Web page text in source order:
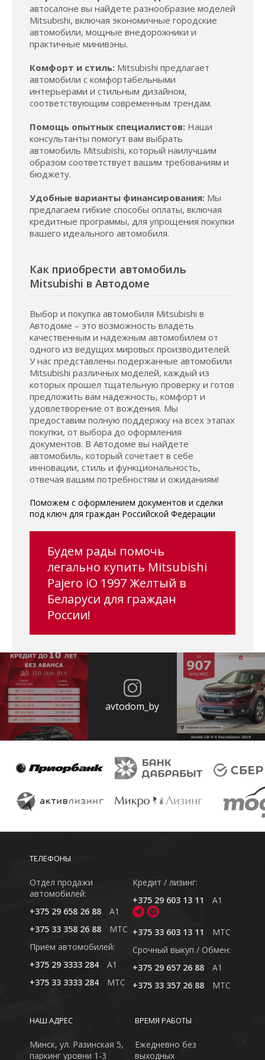
автосалоне вы найдете разнообразие моделей
Mitsubishi, включая экономичные городские
автомобили, мощные внедорожники и
практичные минивэны.
Комфорт и стиль: Mitsubishi предлагает
автомобили с комфортабельными
интерьерами и стильным дизайном,
соответствующим современным трендам.
Помощь опытных специалистов: Наши
консультанты помогут вам выбрать
автомобиль Mitsubishi, который наилучшим
образом соответствует вашим требованиям и
бюджету.
Удобные варианты финансирования: Мы
предлагаем гибкие способы оплаты, включая
кредитные программы, для упрощения покупки
вашего идеального автомобиля.
Как приобрести автомобиль
Mitsubishi в Автодоме
Выбор и покупка автомобиля Mitsubishi в
Автодоме – это возможность владеть
качественным и надежным автомобилем от
одного из ведущих мировых производителей.
У нас представлены подержанные автомобили
Mitsubishi различных моделей, каждый из
которых прошел тщательную проверку и готов
предложить вам надежность, комфорт и
удовлетворение от вождения. Мы
предоставим полную поддержку на всех этапах
покупки, от выбора до оформления
документов. В Автодоме вы найдете
автомобиль, который сочетает в себе
инновации, стиль и функциональность,
отвечая вашим потребностям и ожиданиям!
Поможем с оформлением документов и сделки
под ключ для граждан Российской Федерации
Будем рады помочь
легально купить Mitsubishi
Pajero iO 1997 Желтый в
Беларуси для граждан
России!
avtodom_by
ТЕЛЕФОНЫ
Отдел продажи
автомобилей:
+375 29 658 26 88
A1
+375 33 358 26 88
MTC
Приём автомобилей:
+375 29 3333 284
A1
+375 33 3333 284
MTC
Кредит / лизинг:
+375 29 603 13 11
A1
+375 33 603 13 11
MTC
Cрочный выкуп / Обмен:
+375 29 657 26 88
A1
+375 33 357 26 88
MTC
ВРЕМЯ РАБОТЫ
Ежедневно без
выходных
НАШ АДРЕС
Минск, ул. Разинская 5,
паркинг уровни 1-3